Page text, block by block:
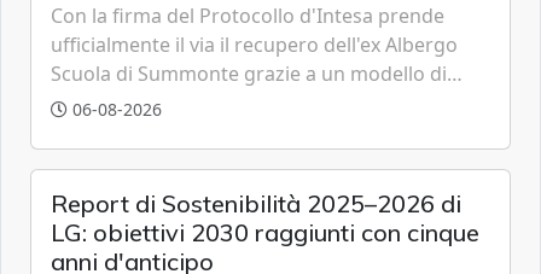
Con la firma del Protocollo d'Intesa prende
ufficialmente il via il recupero dell'ex Albergo
Scuola di Summonte grazie a un modello di
partenariato pubblico-privato e a una rete di
06-08-2026
Report di Sostenibilità 2025–2026 di
LG: obiettivi 2030 raggiunti con cinque
anni d'anticipo